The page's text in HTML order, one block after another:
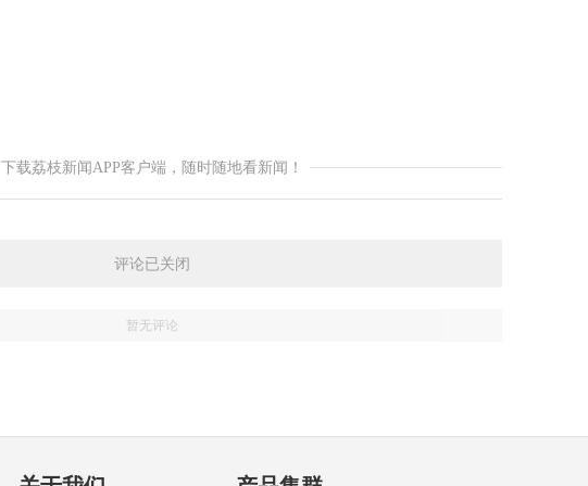
下载荔枝新闻APP客户端，随时随地看新闻！
评论已关闭
暂无评论